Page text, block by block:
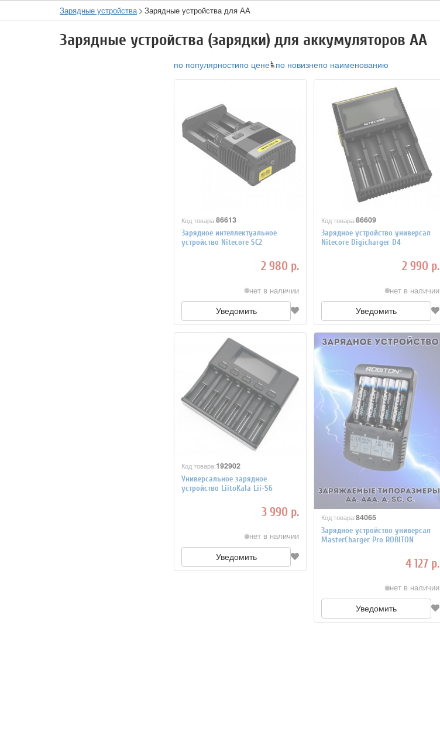
Зарядные устройства Зарядные устройства для АА
Зарядные устройства (зарядки) для аккумуляторов АА
по популярностипо цене по новизнепо наименованию
Код товара:86613
Зарядное интеллектуальное
устройство Nitecore SC2
2 980 р.
нет в наличии
Уведомить
Код товара:86609
Зарядное устройство универсал
Nitecore Digicharger D4
2 990 р.
нет в наличии
Уведомить
Код товара:192902
Универсальное зарядное
устройство LiitoKala Lii-S6
3 990 р.
нет в наличии
Уведомить
Код товара:84065
Зарядное устройство универсал
MasterCharger Pro ROBITON
4 127 р.
нет в наличии
Уведомить